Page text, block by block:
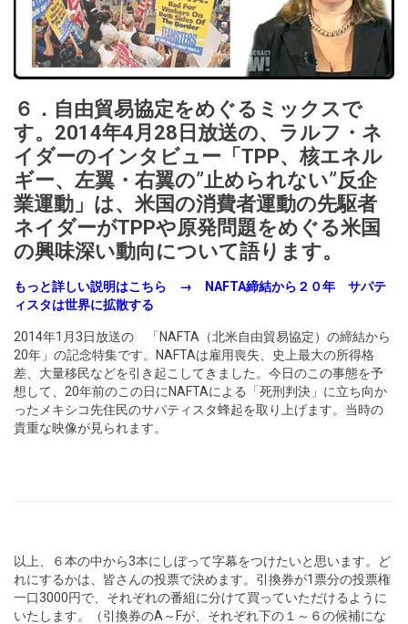
６．自由貿易協定をめぐるミックスで
す。2014年4月28日放送の、ラルフ・ネ
イダーのインタビュー「TPP、核エネル
ギー、左翼・右翼の”止められない”反企
業運動」は、米国の消費者運動の先駆者
ネイダーがTPPや原発問題をめぐる米国
の興味深い動向について語ります。
もっと詳しい説明はこちら →
NAFTA締結から２０年 サパテ
ィスタは世界に拡散する
2014年1月3日放送の 「NAFTA（北米自由貿易協定）の締結から
20年」の記念特集です。NAFTAは雇用喪失、史上最大の所得格
差、大量移民などを引き起こしてきました。今日のこの事態を予
想して、20年前のこの日にNAFTAによる「死刑判決」に立ち向か
ったメキシコ先住民のサパティスタ蜂起を取り上げます。当時の
貴重な映像が見られます。
以上、６本の中から3本にしぼって字幕をつけたいと思います。ど
れにするかは、皆さんの投票で決めます。引換券が1票分の投票権
一口3000円で、それぞれの番組に分けて買っていただけるように
いたします。（引換券のA～Fが、それぞれ下の１～６の候補にな